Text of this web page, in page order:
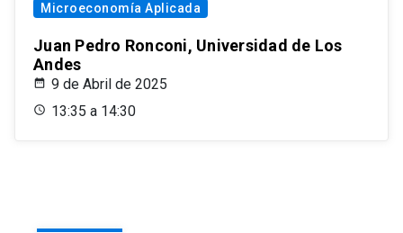
Microeconomía Aplicada
Juan Pedro Ronconi, Universidad de Los
Andes
9 de Abril de 2025
13:35 a 14:30